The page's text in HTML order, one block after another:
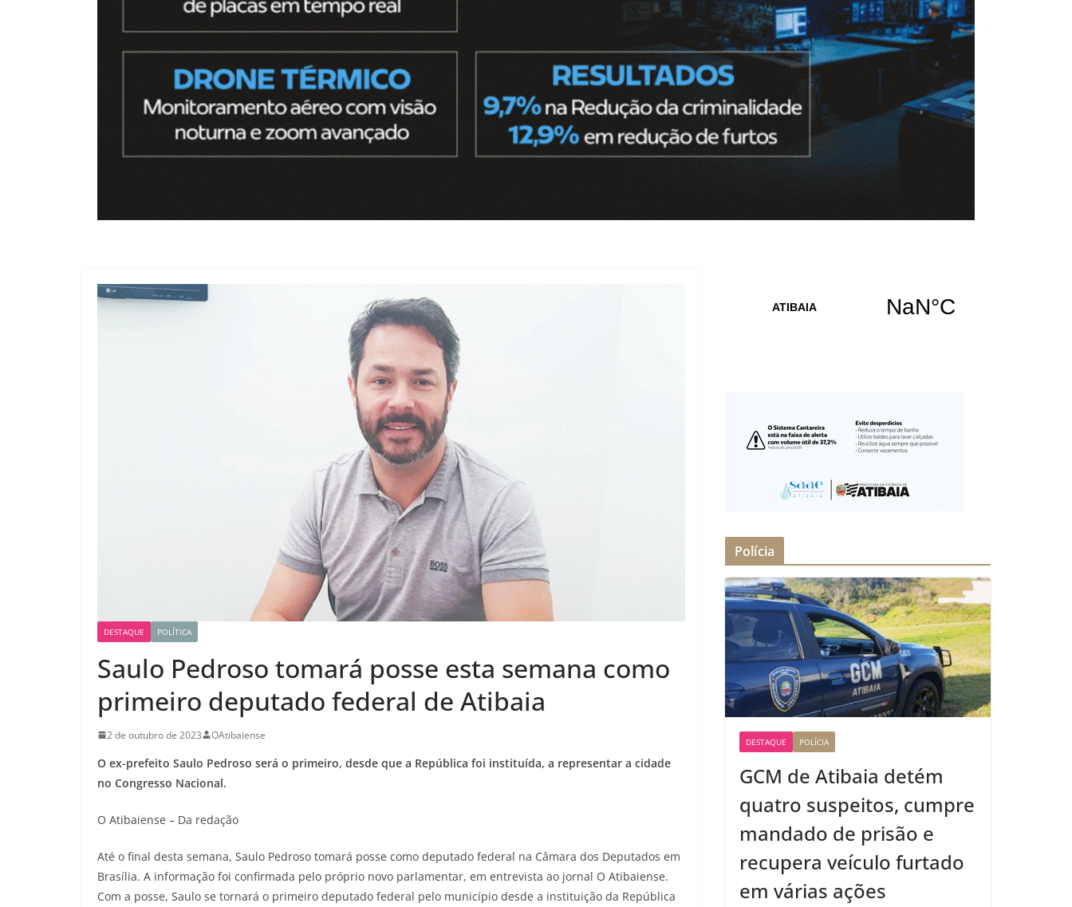
DESTAQUE POLÍTICA
Saulo Pedroso tomará posse esta semana como
primeiro deputado federal de Atibaia
2 de outubro de 2023 OAtibaiense
O ex-prefeito Saulo Pedroso será o primeiro, desde que a República foi instituída, a representar a cidade
no Congresso Nacional.
O Atibaiense – Da redação
Até o final desta semana, Saulo Pedroso tomará posse como deputado federal na Câmara dos Deputados em
Brasília. A informação foi confirmada pelo próprio novo parlamentar, em entrevista ao jornal O Atibaiense.
Com a posse, Saulo se tornará o primeiro deputado federal pelo município desde a instituição da República
Polícia
DESTAQUE POLÍCIA
GCM de Atibaia detém
quatro suspeitos, cumpre
mandado de prisão e
recupera veículo furtado
em várias ações